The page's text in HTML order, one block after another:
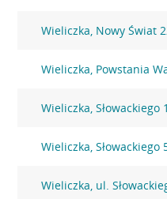
Wieliczka, Nowy Świat
Wieliczka, Powstania
Wieliczka, Słowackiego
Wieliczka, Słowackiego
Wieliczka, ul.